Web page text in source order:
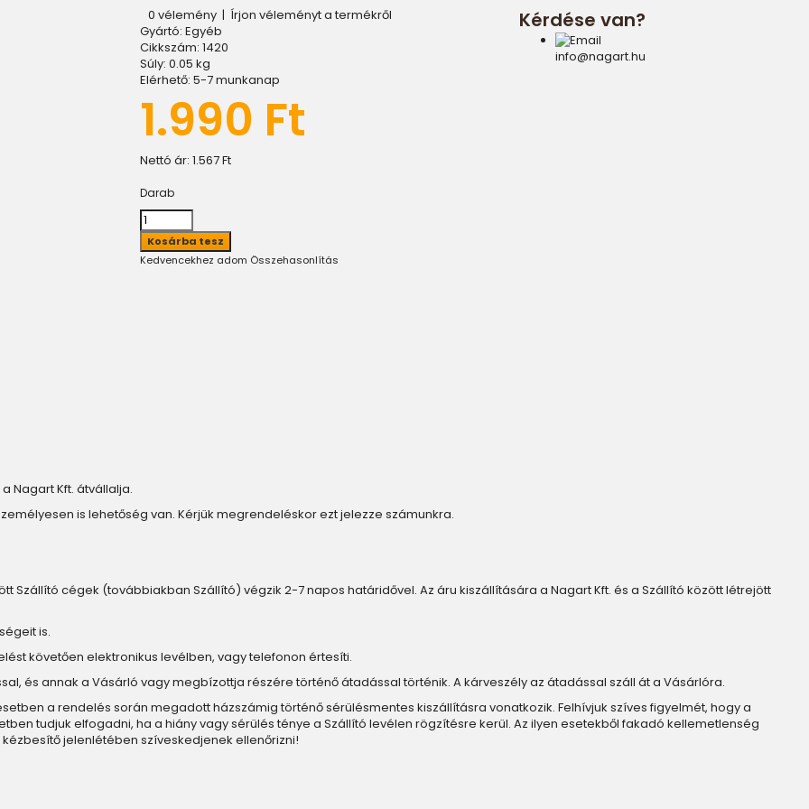
0 vélemény | Írjon véleményt a termékről
Gyártó: Egyéb
Cikkszám: 1420
Súly: 0.05 kg
Elérhető: 5-7 munkanap
1.990 Ft
Nettó ár: 1.567 Ft
Darab
Kedvencekhez adom Összehasonlítás
Kérdése van?
info@nagart.hu
Nagart Kft. átvállalja.
is lehetőség van. Kérjük megrendeléskor ezt jelezze számunkra.
Szállító cégek (továbbiakban Szállító) végzik 2-7 napos határidővel. Az áru kiszállítására a Nagart Kft. és a Szállító között létrejött
is.
követően elektronikus levélben, vagy telefonon értesíti.
és annak a Vásárló vagy megbízottja részére történő átadással történik. A kárveszély az átadással száll át a Vásárlóra.
a rendelés során megadott házszámig történő sérülésmentes kiszállításra vonatkozik. Felhívjuk szíves figyelmét, hogy a
tudjuk elfogadni, ha a hiány vagy sérülés ténye a Szállító levélen rögzítésre kerül. Az ilyen esetekből fakadó kellemetlenség
jelenlétében szíveskedjenek ellenőrizni!